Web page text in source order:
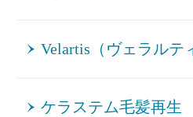
Velartis（ヴェラルテ
ケラステム毛髪再生